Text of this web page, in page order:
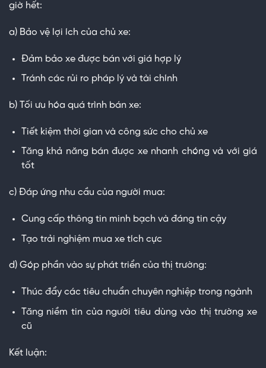
giờ hết:
a) Bảo vệ lợi ích của chủ xe:
Đảm bảo xe được bán với giá hợp lý
Tránh các rủi ro pháp lý và tài chính
b) Tối ưu hóa quá trình bán xe:
Tiết kiệm thời gian và công sức cho chủ xe
Tăng khả năng bán được xe nhanh chóng và với giá
tốt
c) Đáp ứng nhu cầu của người mua:
Cung cấp thông tin minh bạch và đáng tin cậy
Tạo trải nghiệm mua xe tích cực
d) Góp phần vào sự phát triển của thị trường:
Thúc đẩy các tiêu chuẩn chuyên nghiệp trong ngành
Tăng niềm tin của người tiêu dùng vào thị trường xe
cũ
Kết luận: